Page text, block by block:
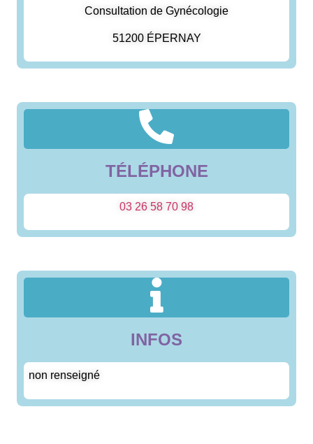
Consultation de Gynécologie
51200 ÉPERNAY
TÉLÉPHONE
03 26 58 70 98
INFOS
non renseigné